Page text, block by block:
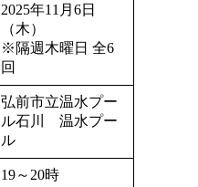
2025年11月6日
（木）
※隔週木曜日 全6
回
弘前市立温水プー
ル石川 温水プー
ル
19～20時